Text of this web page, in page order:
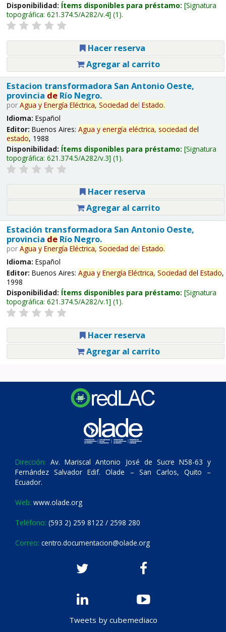
Disponibilidad: Ítems disponibles para préstamo: Signatura
topográfica: 621.374.5/A282/v.4 (1).
Hacer reserva
Agregar al carrito
Estacion transformadora San Antonio Oeste,
provincia deRío Negro.
por Agua y Energía Eléctrica, Sociedad del Estado.
Idioma: Español
Editor: Buenos Aires: Agua y energía eléctrica, sociedad del
estado, 1988
Disponibilidad: Ítems disponibles para préstamo: Signatura
topográfica: 621.374.5/A282/v.3 (1).
Hacer reserva
Agregar al carrito
Estación transformadora San Antonio Oeste,
provincia deRío Negro.
por Agua y Energía Eléctrica, Sociedad del Estado.
Idioma: Español
Editor: Buenos Aires: Agua y Energía Eléctrica, Sociedad del Estado,
1998
Disponibilidad: Ítems disponibles para préstamo: Signatura
topográfica: 621.374.5/A282/v.1 (1).
Hacer reserva
Agregar al carrito
Dirección: Av. Mariscal Antonio José de Sucre N58-63 y
Fernández Salvador Edif. Olade – San Carlos, Quito –
Ecuador.
Web: www.olade.org
Teléfono: (593 2) 259 8122 / 2598 280
Correo: centro.documentacion@olade.org
Tweets by cubemediaco